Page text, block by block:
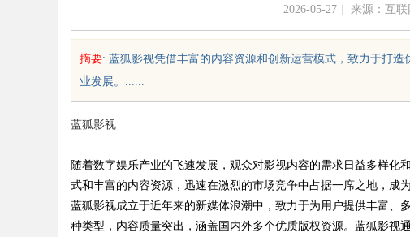
2026-05-27 来源：互联
摘要: 蓝狐影视凭借丰富的内容资源和创新运营模式，致力于打
业发展。......
蓝狐影视
随着数字娱乐产业的飞速发展，观众对影视内容的需求日益多样
式和丰富的内容资源，迅速在激烈的市场竞争中占据一席之地，成
蓝狐影视成立于近年来的新媒体浪潮中，致力于为用户提供丰富、
种类型，内容质量突出，涵盖国内外多个优质版权资源。蓝狐影视
眼镜 上海配眼镜
植诊疗专业指南